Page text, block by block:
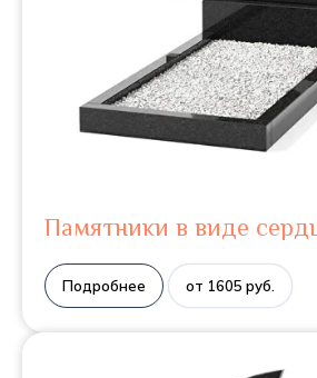
Памятники в виде
Подробнее от 1605 руб.